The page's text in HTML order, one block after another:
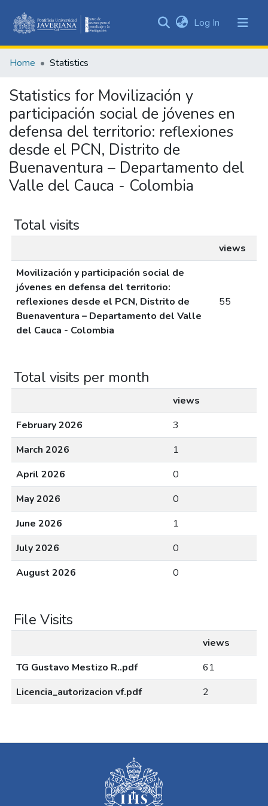
&
All of DSpace
Log In (current)
Home Statistics
Statistics for Movilización y
participación social de jóvenes en
defensa del territorio: reflexiones
desde el PCN, Distrito de
Buenaventura – Departamento del
Valle del Cauca - Colombia
Total visits
views
Movilización y participación social de
jóvenes en defensa del territorio:
reflexiones desde el PCN, Distrito de
Buenaventura – Departamento del Valle
del Cauca - Colombia
55
Total visits per month
views
February 2026
3
March 2026
1
April 2026
0
May 2026
0
June 2026
1
July 2026
0
August 2026
0
File Visits
views
TG Gustavo Mestizo R..pdf
61
Licencia_autorizacion vf.pdf
2